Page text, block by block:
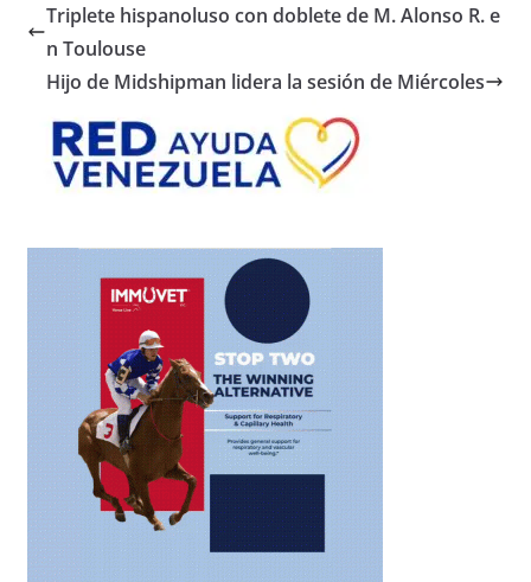
Triplete hispanoluso con doblete de M. Alonso R. e
n Toulouse
Hijo de Midshipman lidera la sesión de Miércoles